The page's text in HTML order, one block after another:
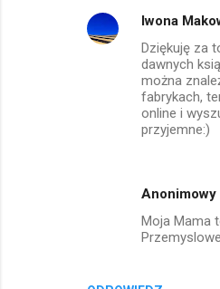
Iwona
Dziękuję za
dawnych
można
fabrykach,
online i
przyjemne:)
Anonimowy
Moja Mama